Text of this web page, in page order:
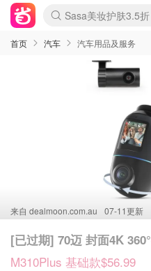
lululemon折扣上新
Sasa美妆护肤3.5折
SSENSE年中2.5折
FreshBeauty好价汇
Cettire降价+叠9折
WWS Coles超市实拍
viagogo二手票捡漏
Myer超级周末
The Outnet奢牌1折
David Jones 3折起
Flannels大牌1折
Perfumes Club护肤
AMIRO面罩$251
Amazon折扣汇总
eToro入金$200送$50
Amazon数码好物
ICONIC本周7.5折
ThedoubleF高奢地
Moose Knuckles 6折
丝芙兰5折起
EUFY摄像头$98
Selenichast首饰2折
Trip机票酒店促销
YSL送5件彩妆礼
Amazon家居好物
Amazon美妆护肤
雅漾大喷$8
过敏原检测盒$33
伊索独家赠50ml沐浴
科颜氏高保湿面霜
SEALIFE海洋馆门票
丝塔芙大白罐$16
订阅Newsletter送香
Cult Beauty 6.8折
Harrods圣诞日历
LN-CC奢牌私促3折
d'Alba空姐喷雾$16
EVE LOM套装£56
Bernardelli独家4折
Adore Beauty 6折起
CT圣诞日历
Mytheresa奢品2.7折
Luxury Escapes 9折
Currentbody美容仪
MOON Garden Live
Roborock扫地机$649
Tingo Life水杯$24
Valentino官网5折
CR洗护套装$23
修丽可4件套$159
Myer彩妆2件7折
GANNI官网4.5折
Stylevana韩妆4折
Tessabit高奢8.5折
OGX洗发水$11
Amazon阿德莱德次
卡诗8.5折+赠礼
Philips Hue灯具8折
首页 汽车 汽车用品及服务
来自 dealmoon.com.au 07-11更新
[已过期] 70迈 封面4K
M310Plus 基础款$56.99